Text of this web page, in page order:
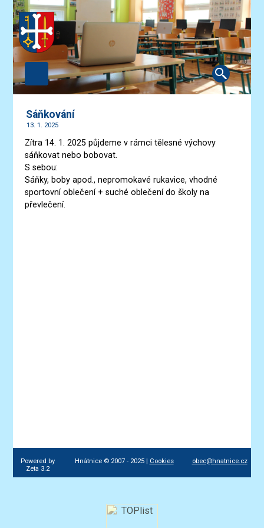
Sáňkování
13. 1. 2025
Zítra 14. 1. 2025 půjdeme v rámci tělesné výchovy
sáňkovat nebo bobovat.
S sebou:
Sáňky, boby apod., nepromokavé rukavice, vhodné
sportovní oblečení + suché oblečení do školy na
převlečení.
Powered by
Zeta 3.2
Hnátnice © 2007 - 2025 | Cookies obec@hnatnice.cz